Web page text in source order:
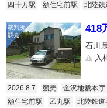
四十万駅
額住宅前駅 北陸鉄
418
石川
入
2026.8.7 競売 金沢地裁本庁
額住宅前駅
乙丸駅 北陸鉄道